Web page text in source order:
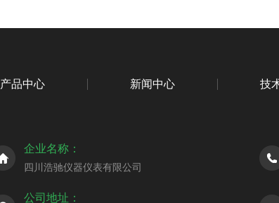
产品中心 新闻中心 技
企业名称：
四川浩驰仪器仪表有限公司
公司地址：